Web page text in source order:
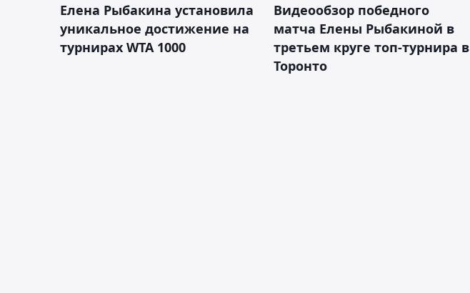
Елена Рыбакина установила
уникальное достижение на
турнирах WTA 1000
Видеообзор победного
матча Елены Рыбакиной в
третьем круге топ-турнира в
Торонто